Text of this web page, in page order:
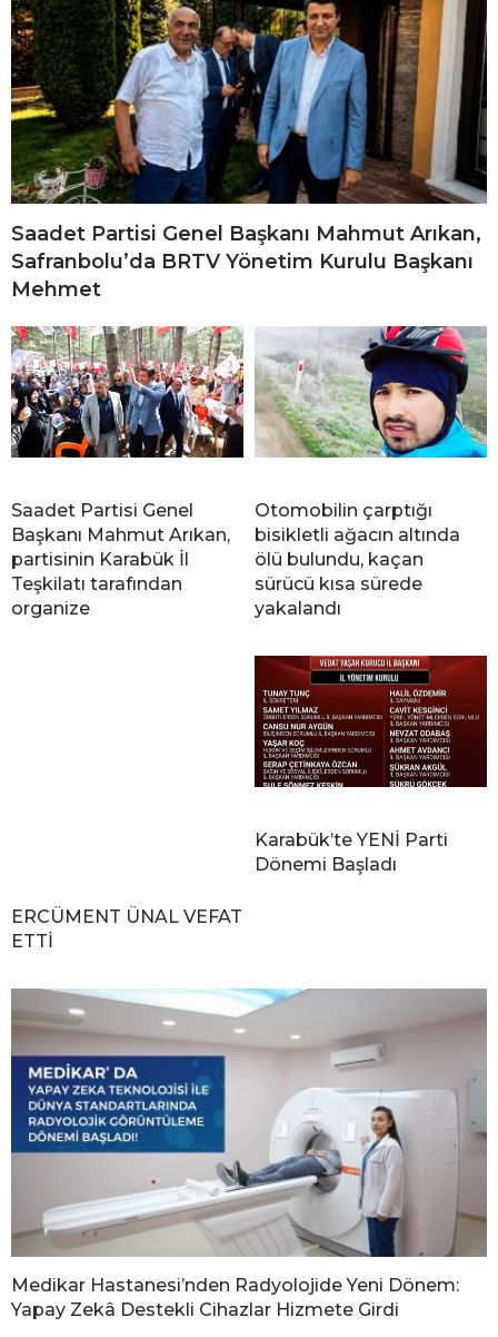
Saadet Partisi Genel Başkanı Mahmut Arıkan,
Safranbolu’da BRTV Yönetim Kurulu Başkanı
Mehmet
Saadet Partisi Genel
Başkanı Mahmut Arıkan,
partisinin Karabük İl
Teşkilatı tarafından
organize
Otomobilin çarptığı
bisikletli ağacın altında
ölü bulundu, kaçan
sürücü kısa sürede
yakalandı
ERCÜMENT ÜNAL VEFAT
ETTİ
Karabük’te YENİ Parti
Dönemi Başladı
Medikar Hastanesi’nden Radyolojide Yeni Dönem:
Yapay Zekâ Destekli Cihazlar Hizmete Girdi